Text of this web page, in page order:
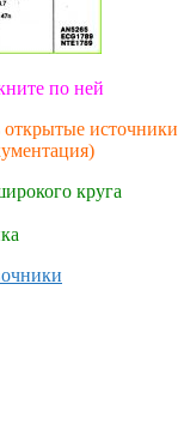
по ней
источники
круга